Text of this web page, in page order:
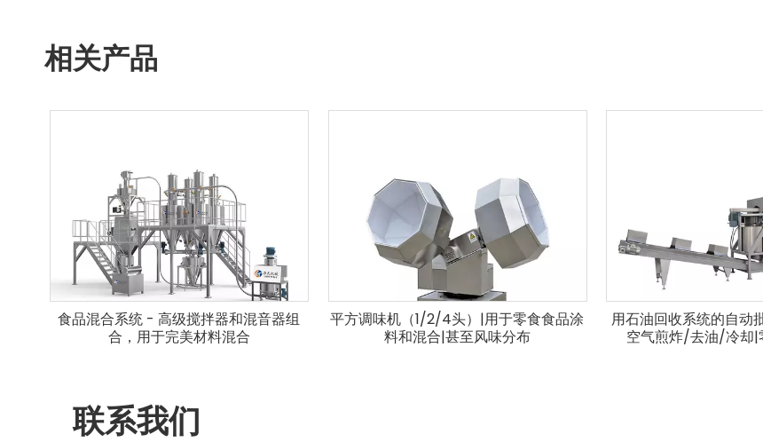
相关产品
食品混合系统 - 高级搅拌器和混音器组
合，用于完美材料混合
平方调味机（1/2/4头）|用于零食食品涂
料和混合|甚至风味分布
用石油回收系统的自动
空气煎炸/去油/冷却
联系我们